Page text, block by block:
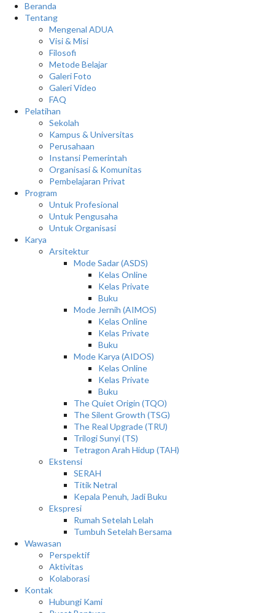
Beranda
Tentang
Mengenal ADUA
Visi & Misi
Filosofi
Metode Belajar
Galeri Foto
Galeri Video
FAQ
Pelatihan
Sekolah
Kampus & Universitas
Perusahaan
Instansi Pemerintah
Organisasi & Komunitas
Pembelajaran Privat
Program
Untuk Profesional
Untuk Pengusaha
Untuk Organisasi
Karya
Arsitektur
Mode Sadar (ASDS)
Kelas Online
Kelas Private
Buku
Mode Jernih (AIMOS)
Kelas Online
Kelas Private
Buku
Mode Karya (AIDOS)
Kelas Online
Kelas Private
Buku
The Quiet Origin (TQO)
The Silent Growth (TSG)
The Real Upgrade (TRU)
Trilogi Sunyi (TS)
Tetragon Arah Hidup (TAH)
Ekstensi
SERAH
Titik Netral
Kepala Penuh, Jadi Buku
Ekspresi
Rumah Setelah Lelah
Tumbuh Setelah Bersama
Wawasan
Perspektif
Aktivitas
Kolaborasi
Kontak
Hubungi Kami